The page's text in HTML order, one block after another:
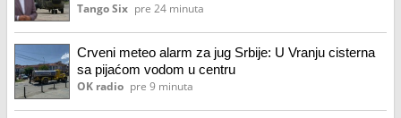
H125“
Tango Six pre 24 minuta
Crveni meteo alarm za jug Srbije: U Vranju cisterna
sa pijaćom vodom u centru
OK radio pre 9 minuta